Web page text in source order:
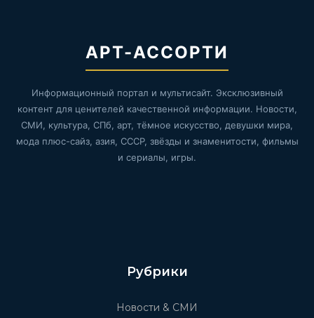
АРТ-АССОРТИ
Информационный портал и мультисайт. Эксклюзивный
контент для ценителей качественной информации. Новости,
СМИ, культура, СПб, арт, тёмное искусство, девушки мира,
мода плюс-сайз, азия, СССР, звёзды и знаменитости, фильмы
и сериалы, игры.
Рубрики
Новости & СМИ